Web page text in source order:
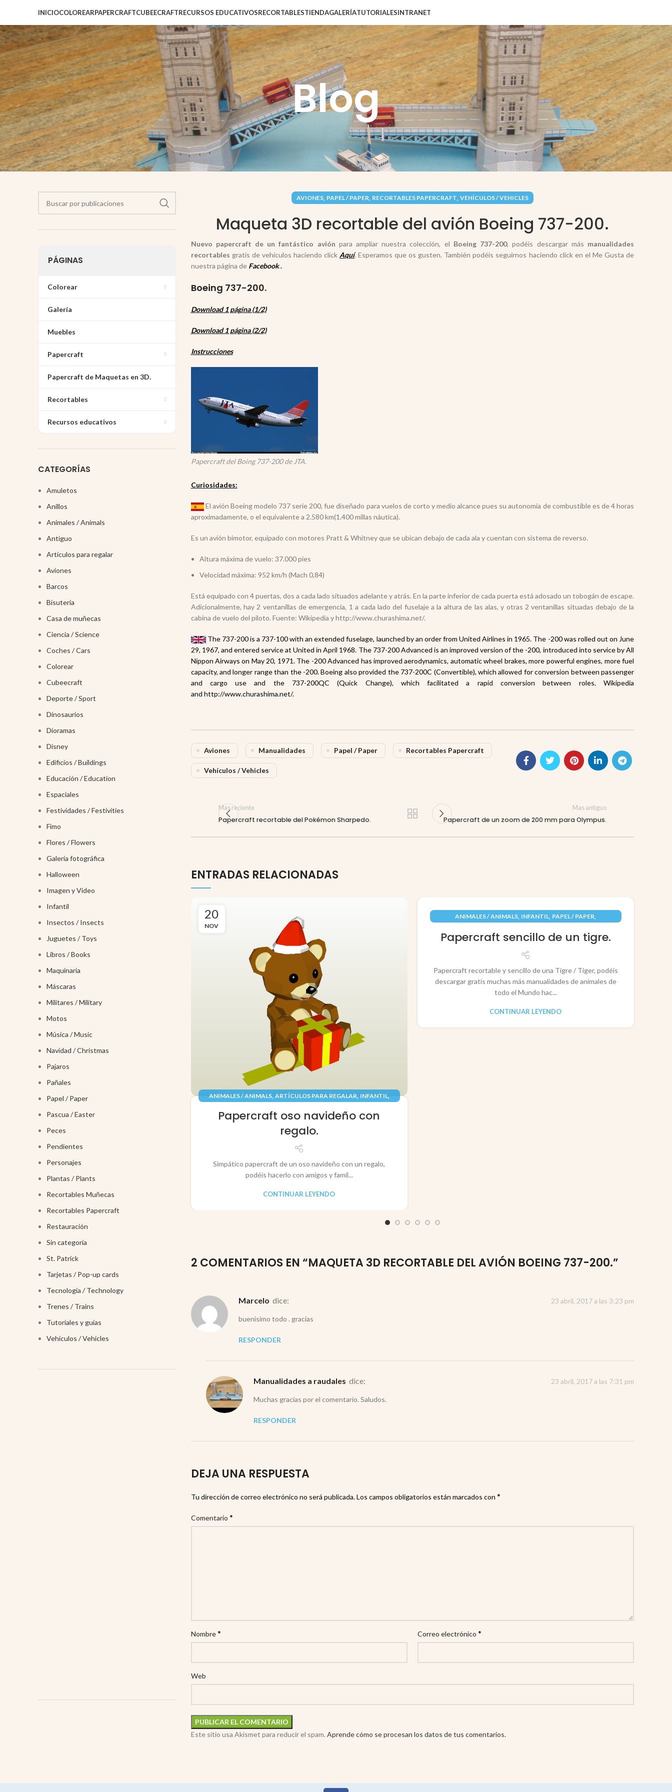
INICIOCOLOREARPAPERCRAFTCUBEECRAFTRECURSOS EDUCATIVOSRECORTABLESTIENDAGALERÍATUTORIALESINTRANET
Blog
AVIONES, PAPEL / PAPER, RECORTABLES PAPERCRAFT, VEHÍCULOS / VEHICLES
Maqueta 3D recortable del avión Boeing 737-200.
Nuevo papercraft de un fantástico avión para ampliar nuestra colección, el Boeing 737-200, podéis descargar más manualidades
recortables gratis de vehículos haciendo click Aquí. Esperamos que os gusten. También podéis seguirnos haciendo click en el Me Gusta de
nuestra página de Facebook..
Boeing 737-200.
Download 1 página (1/2)
Download 1 página (2/2)
Instrucciones
Papercraft del Boing 737-200 de JTA.
Curiosidades:
El avión Boeing modelo 737 serie 200, fue diseñado para vuelos de corto y medio alcance pues su autonomía de combustible es de 4 horas
aproximadamente, o el equivalente a 2.580 km(1.400 millas náutica).
Es un avión bimotor, equipado con motores Pratt & Whitney que se ubican debajo de cada ala y cuentan con sistema de reverso.
Altura máxima de vuelo: 37.000 pies
Velocidad máxima: 952 km/h (Mach 0,84)
Está equipado con 4 puertas, dos a cada lado situados adelante y atrás. En la parte inferior de cada puerta está adosado un tobogán de escape.
Adicionalmente, hay 2 ventanillas de emergencia, 1 a cada lado del fuselaje a la altura de las alas, y otras 2 ventanillas situadas debajo de la
cabina de vuelo del piloto. Fuente: Wikipedia y http://www.churashima.net/.
The 737-200 is a 737-100 with an extended fuselage, launched by an order from United Airlines in 1965. The -200 was rolled out on June
29, 1967, and entered service at United in April 1968. The 737-200 Advanced is an improved version of the -200, introduced into service by All
Nippon Airways on May 20, 1971.The -200 Advanced has improved aerodynamics, automatic wheel brakes, more powerful engines, more fuel
capacity, and longer range than the -200.Boeing also provided the 737-200C (Convertible), which allowed for conversion between passenger
and cargo use and the 737-200QC (Quick Change), which facilitated a rapid conversion between roles. Wikipedia
and http://www.churashima.net/.
Aviones Manualidades Papel / Paper Recortables Papercraft
Vehículos / Vehicles
Mas reciente
Papercraft recortable del Pokémon Sharpedo.
Mas antiguo
Papercraft de un zoom de 200 mm para Olympus.
ENTRADAS RELACIONADAS
20
NOV
ANIMALES / ANIMALS, ARTÍCULOS PARA REGALAR, INFANTIL,
Papercraft oso navideño con
regalo.
Simpático papercraft de un oso navideño con un regalo,
podéis hacerlo con amigos y famil...
CONTINUAR LEYENDO
ANIMALES / ANIMALS, INFANTIL, PAPEL / PAPER,
Papercraft sencillo de un tigre.
Papercraft recortable y sencillo de una Tigre / Tiger, podéis
descargar gratis muchas más manualidades de animales de
todo el Mundo hac...
CONTINUAR LEYENDO
2 COMENTARIOS EN “MAQUETA 3D RECORTABLE DEL AVIÓN BOEING 737-200.”
marcelo dice: 23 abril, 2017 a las 3:23 pm
buenisimo todo . gracias
RESPONDER
Manualidades a raudales dice: 23 abril, 2017 a las 7:31 pm
Muchas gracias por el comentario. Saludos.
RESPONDER
DEJA UNA RESPUESTA
Tu dirección de correo electrónico no será publicada. Los campos obligatorios están marcados con *
Comentario *
Nombre* Correo electrónico *
Web
Este sitio usa Akismet para reducir el spam.Aprende cómo se procesan los datos de tus comentarios.
PÁGINAS
Colorear
Galería
Muebles
Papercraft
Papercraft de Maquetas en 3D.
Recortables
Recursos educativos
CATEGORÍAS
Amuletos
Anillos
Animales / Animals
Antiguo
Artículos para regalar
Aviones
Barcos
Bisutería
Casa de muñecas
Ciencia / Science
Coches / Cars
Colorear
Cubeecraft
Deporte / Sport
Dinosaurios
Dioramas
Disney
Edificios / Buildings
Educación / Education
Espaciales
Festividades / Festivities
Fimo
Flores / Flowers
Galería fotográfica
Halloween
Imagen y Video
Infantil
Insectos / Insects
Juguetes / Toys
Libros / Books
Maquinaria
Máscaras
Militares / Military
Motos
Música / Music
Navidad / Christmas
Pajaros
Pañales
Papel / Paper
Pascua / Easter
Peces
Pendientes
Personajes
Plantas / Plants
Recortables Muñecas
Recortables Papercraft
Restauración
Sin categoría
St. Patrick
Tarjetas / Pop-up cards
Tecnología / Technology
Trenes / Trains
Tutoriales y guías
Vehículos / Vehicles